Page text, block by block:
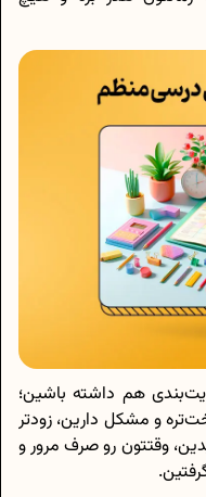
هم داشته باشین؛
و مشکل دارین، زودتر
وقتتون رو صرف مرور و